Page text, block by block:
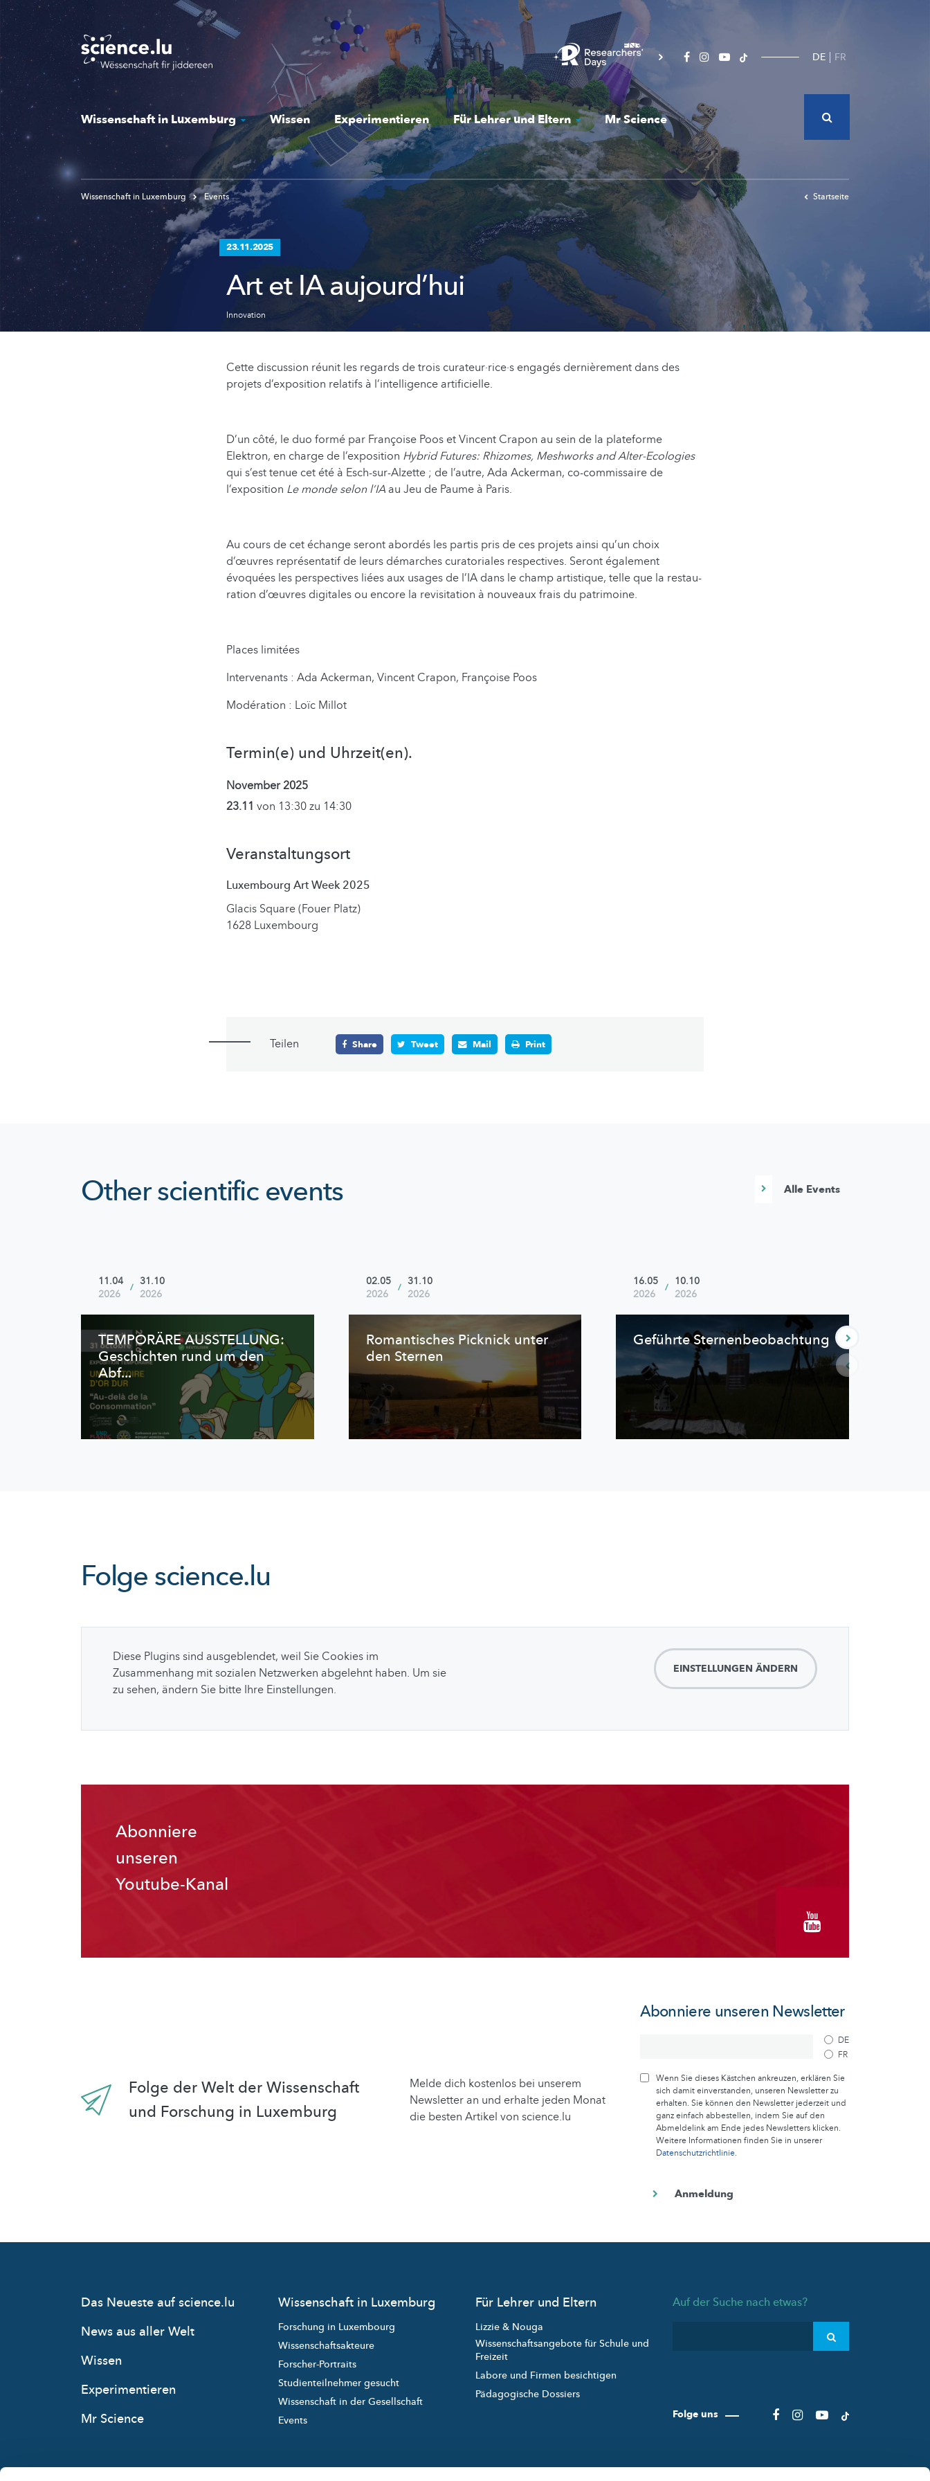
Skip
to
main
content
DE FR
Wissenschaft in Luxemburg Wissen Experimentieren Für Lehrer und Eltern Mr Science
Wissenschaft in Luxemburg Events Startseite
23.11.2025
Art et IA aujourd’hui
Innovation
Cette discussion réunit les regards de trois curateur·rice·s engagés dernière­ment dans des
projets d’exposition relatifs à l’intelligence arti­fi­cielle.
D’un côté, le duo formé par Françoise Poos et Vincent Crapon au sein de la plateforme
Elektron, en charge de l’exposition Hybrid Futures: Rhizomes, Meshworks and Alter-Ecologies
qui s’est tenue cet été à Esch-sur-Alzette ; de l’autre, Ada Ackerman, co-commissaire de
l’exposition Le monde selon l’IA au Jeu de Paume à Paris.
Au cours de cet échange seront abordés les partis pris de ces projets ainsi qu’un choix
d’œuvres représen­tatif de leurs démarches cura­to­ri­ales respectives. Seront également
évoquées les per­spec­tives liées aux usages de l’IA dans le champ artistique, telle que la restau­
ra­tion d’œuvres digitales ou encore la revis­i­ta­tion à nouveaux frais du patrimoine.
Places limitées
Inter­venants : Ada Ackerman, Vincent Crapon, Françoise Poos
Modération : Loïc Millot
Termin(e) und Uhrzeit(en).
November 2025
23.11 von 13:30 zu 14:30
Veranstaltungsort
Luxembourg Art Week 2025
Glacis Square (Fouer Platz)
1628 Luxembourg
Teilen Share Tweet Mail Print
Other scientific events Alle Events
11.04
2026
/
31.10
2026
TEMPORÄRE AUSSTELLUNG:
Geschichten rund um den
Abf...
02.05
2026
/
31.10
2026
Romantisches Picknick unter
den Sternen
16.05
2026
/
10.10
2026
GeführteSternenbeobachtung
Folge science.lu
Diese Plugins sind ausgeblendet, weil Sie Cookies im
Zusammenhang mit sozialen Netzwerken abgelehnt haben. Um sie
zu sehen, ändern Sie bitte Ihre Einstellungen.
EINSTELLUNGEN ÄNDERN
Abonniere
unseren
Youtube-Kanal
Folge der Welt der Wissenschaft
und Forschung in Luxemburg
Melde dich kostenlos bei unserem
Newsletter an und erhalte jeden Monat
die besten Artikel von science.lu
Abonniere unseren Newsletter
DE
FR
Wenn Sie dieses Kästchen ankreuzen, erklären Sie
sich damit einverstanden, unseren Newsletter zu
erhalten. Sie können den Newsletter jederzeit und
ganz einfach abbestellen, indem Sie auf den
Abmeldelink am Ende jedes Newsletters klicken.
Weitere Informationen finden Sie in unserer
Datenschutzrichtlinie.
Das Neueste auf science.lu
News aus aller Welt
Wissen
Experimentieren
Mr Science
Wissenschaft in Luxemburg
Forschung in Luxembourg
Wissenschaftsakteure
Forscher-Portraits
Studienteilnehmer gesucht
Wissenschaft in der Gesellschaft
Events
Für Lehrer und Eltern
Lizzie & Nouga
Wissenschaftsangebote für Schule und
Freizeit
Labore und Firmen besichtigen
Pädagogische Dossiers
Auf der Suche nach etwas?
Folge uns